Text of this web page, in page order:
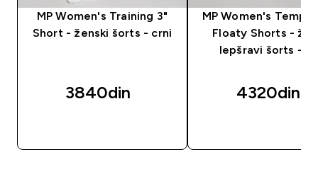
MP Women's Training 3"
Short - ženski šorts - crni
3840din‎
MP Women's Tempo
Floaty Shorts -
lepšravi šorts -
4320din‎